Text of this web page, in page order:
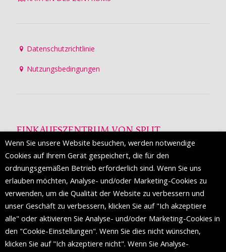
Datenschutzrichtlinie
Nutzungsbedingungen
EINKAUFSZENTRUM VON SPLIT
Die Mall of Split
ist ein prestigeträchtiges Einkaufsziel mit
etwa 200 Einzelhandelsmarken und einer Reihe von
Weltmodemarken, die zum ersten Mal in Split erscheinen.
FOLGEN SIE UNS
Wenn Sie unsere Website besuchen, werden notwendige
Cookies auf Ihrem Gerät gespeichert, die für den
ordnungsgemäßen Betrieb erforderlich sind. Wenn Sie uns
erlauben möchten, Analyse- und/oder Marketing-Cookies zu
verwenden, um die Qualität der Website zu verbessern und
unser Geschäft zu verbessern, klicken Sie auf "Ich akzeptiere
alle" oder aktivieren Sie Analyse- und/oder Marketing-Cookies in
den "Cookie-Einstellungen". Wenn Sie dies nicht wünschen,
klicken Sie auf "Ich akzeptiere nicht". Wenn Sie Analyse-